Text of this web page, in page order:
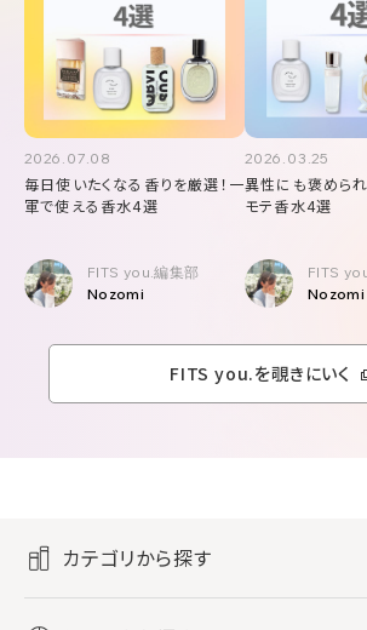
2026.07.08
毎日使いたくなる香りを厳選！一
軍で使える香水4選
FITS you.編集部
Nozomi
2026.03.25
異性にも褒めら
モテ香水4選
FITS
Nozomi
FITS you.を覗きにいく
カテゴリから探す